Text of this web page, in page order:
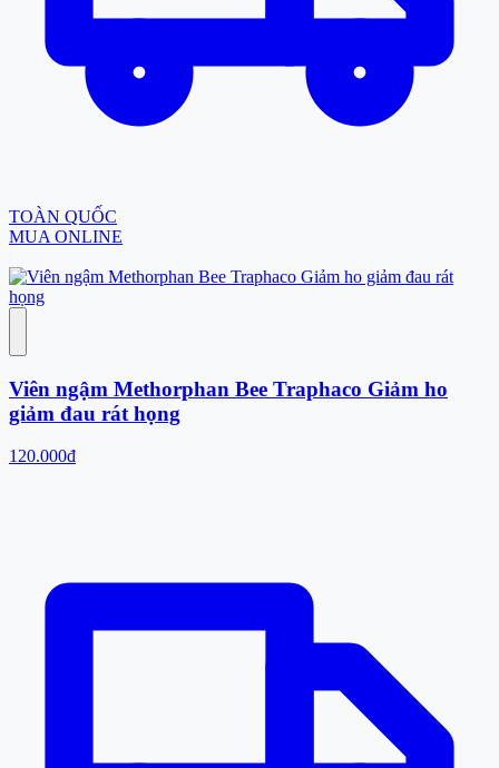
TOÀN QUỐC
MUA ONLINE
Viên ngậm Methorphan Bee Traphaco Giảm ho
giảm đau rát họng
120.000đ